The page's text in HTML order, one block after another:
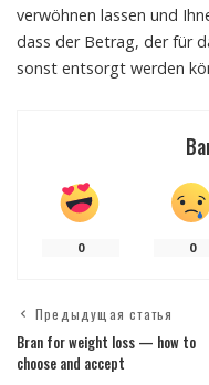
verwöhnen lassen und
dass der Betrag, der für
sonst entsorgt werden
0 0
Предыдущая статья
Bran for weight loss — how to
choose and accept